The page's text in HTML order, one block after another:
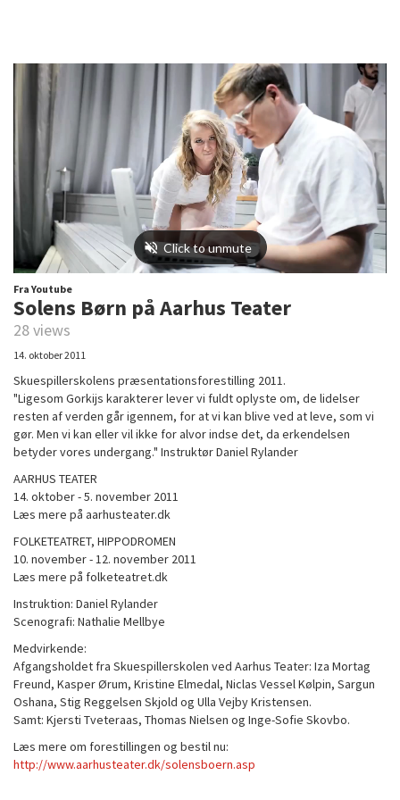
Fra Youtube
Solens Børn på Aarhus Teater
28 views
14. oktober 2011
Skuespillerskolens præsentationsforestilling 2011.
"Ligesom Gorkijs karakterer lever vi fuldt oplyste om, de lidelser
resten af verden går igennem, for at vi kan blive ved at leve, som vi
gør. Men vi kan eller vil ikke for alvor indse det, da erkendelsen
betyder vores undergang." Instruktør Daniel Rylander
AARHUS TEATER
14. oktober - 5. november 2011
Læs mere på aarhusteater.dk
FOLKETEATRET, HIPPODROMEN
10. november - 12. november 2011
Læs mere på folketeatret.dk
Instruktion: Daniel Rylander
Scenografi: Nathalie Mellbye
Medvirkende:
Afgangsholdet fra Skuespillerskolen ved Aarhus Teater: Iza Mortag
Freund, Kasper Ørum, Kristine Elmedal, Niclas Vessel Kølpin, Sargun
Oshana, Stig Reggelsen Skjold og Ulla Vejby Kristensen.
Samt: Kjersti Tveteraas, Thomas Nielsen og Inge-Sofie Skovbo.
Læs mere om forestillingen og bestil nu:
http://www.aarhusteater.dk/solensboern.asp